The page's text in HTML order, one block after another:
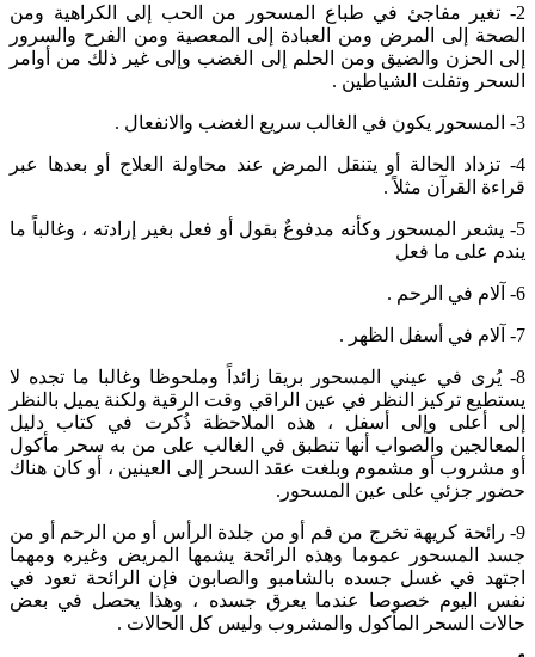
2- تغير مفاجئ في طباع المسحور من الحب إلى الكراهية ومن
الصحة إلى المرض ومن العبادة إلى المعصية ومن الفرح والسرور
إلى الحزن والضيق ومن الحلم إلى الغضب وإلى غير ذلك من أوامر
السحر وتفلت الشياطين .
3- المسحور يكون في الغالب سريع الغضب والانفعال .
4- تزداد الحالة أو يتنقل المرض عند محاولة العلاج أو بعدها عبر
قراءة القرآن مثلاً .
5- يشعر المسحور وكأنه مدفوعٌ بقول أو فعل بغير إرادته ، وغالباً ما
يندم على ما فعل
6- آلام في الرحم .
7- آلام في أسفل الظهر .
8- يُرى في عيني المسحور بريقا زائداً وملحوظا وغالبا ما تجده لا
يستطيع تركيز النظر في عين الراقي وقت الرقية ولكنة يميل بالنظر
إلى أعلى وإلى أسفل ، هذه الملاحظة ذُكرت في كتاب دليل
المعالجين والصواب أنها تنطبق في الغالب على من به سحر مأكول
أو مشروب أو مشموم وبلغت عقد السحر إلى العينين ، أو كان هناك
حضور جزئي على عين المسحور.
9- رائحة كريهة تخرج من فم أو من جلدة الرأس أو من الرحم أو من
جسد المسحور عموما وهذه الرائحة يشمها المريض وغيره ومهما
اجتهد في غسل جسده بالشامبو والصابون فإن الرائحة تعود في
نفس اليوم خصوصا عندما يعرق جسده ، وهذا يحصل في بعض
حالات السحر المأكول والمشروب وليس كل الحالات .